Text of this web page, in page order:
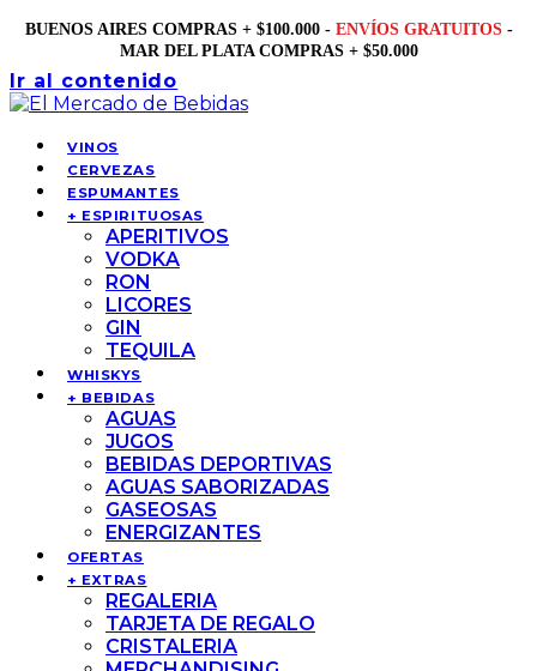
BUENOS AIRES COMPRAS + $100.000 - ENVÍOS GRATUITOS -
MAR DEL PLATA COMPRAS + $50.000
Ir al contenido
VINOS
CERVEZAS
ESPUMANTES
+ ESPIRITUOSAS
APERITIVOS
VODKA
RON
LICORES
GIN
TEQUILA
WHISKYS
+ BEBIDAS
AGUAS
JUGOS
BEBIDAS DEPORTIVAS
AGUAS SABORIZADAS
GASEOSAS
ENERGIZANTES
OFERTAS
+ EXTRAS
REGALERIA
TARJETA DE REGALO
CRISTALERIA